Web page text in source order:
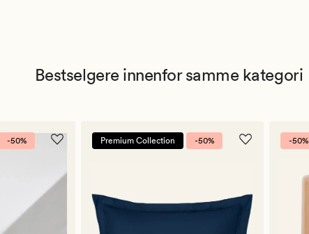
Bestselgere innenfor samme kategori
-50% Premium Collection -50% -50%